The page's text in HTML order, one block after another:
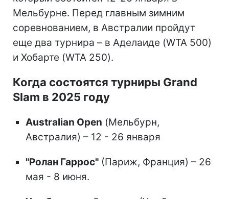
Мельбурне. Перед главным зимним
соревнованием, в Австралии пройдут
еще два турнира – в Аделаиде (WTA 500)
и Хобарте (WTA 250).
Когда состоятся турниры Grand
Slam в 2025 году
Australian Open (Мельбурн,
Австралия) – 12 - 26 января
"Ролан Гаррос" (Париж, Франция) – 26
мая - 8 июня.